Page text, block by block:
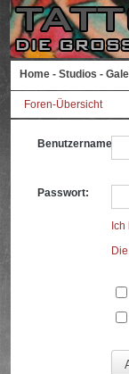
Home - Studios -
Foren-Übersicht
Benutzername:
Passwort: